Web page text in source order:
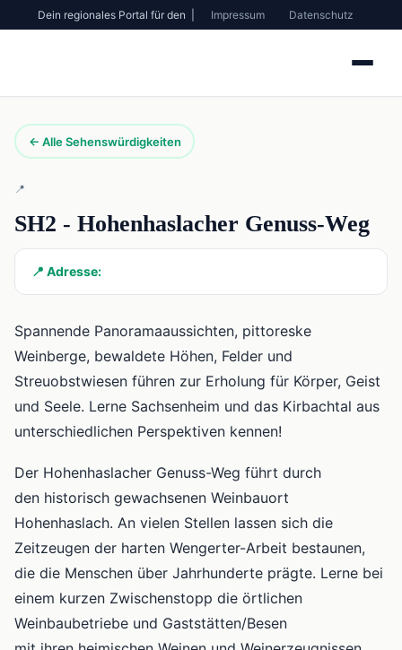
Dein regionales Portal für den | Impressum Datenschutz
← Alle Sehenswürdigkeiten
📍
SH2 - Hohenhaslacher Genuss-Weg
📍 Adresse:
Spannende Panoramaaussichten, pittoreske
Weinberge, bewaldete Höhen, Felder und
Streuobstwiesen führen zur Erholung für Körper, Geist
und Seele. Lerne Sachsenheim und das Kirbachtal aus
unterschiedlichen Perspektiven kennen!
Der Hohenhaslacher Genuss-Weg führt durch
den historisch gewachsenen Weinbauort
Hohenhaslach. An vielen Stellen lassen sich die
Zeitzeugen der harten Wengerter-Arbeit bestaunen,
die die Menschen über Jahrhunderte prägte. Lerne bei
einem kurzen Zwischenstopp die örtlichen
Weinbaubetriebe und Gaststätten/Besen